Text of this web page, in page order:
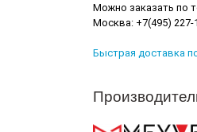
Можно заказать по
Москва: +7(495) 227-
Быстрая доставка